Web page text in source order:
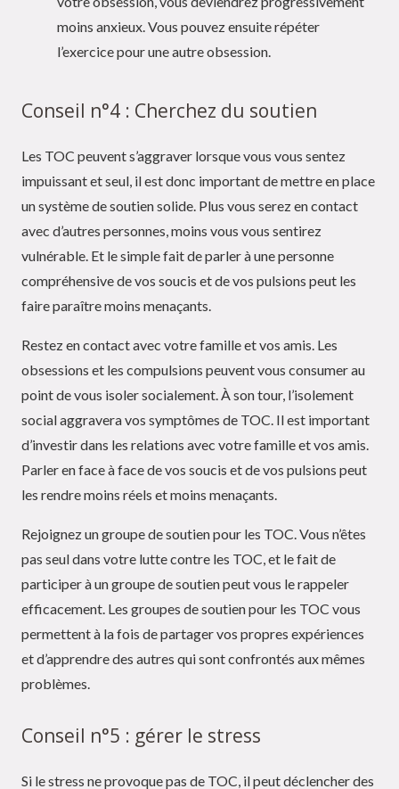
moins anxieux. Vous pouvez ensuite répéter
l’exercice pour une autre obsession.
Conseil n°4 : Cherchez du soutien
Les TOC peuvent s’aggraver lorsque vous vous sentez
impuissant et seul, il est donc important de mettre en place
un système de soutien solide. Plus vous serez en contact
avec d’autres personnes, moins vous vous sentirez
vulnérable. Et le simple fait de parler à une personne
compréhensive de vos soucis et de vos pulsions peut les
faire paraître moins menaçants.
Restez en contact avec votre famille et vos amis. Les
obsessions et les compulsions peuvent vous consumer au
point de vous isoler socialement. À son tour, l’isolement
social aggravera vos symptômes de TOC. Il est important
d’investir dans les relations avec votre famille et vos amis.
Parler en face à face de vos soucis et de vos pulsions peut
les rendre moins réels et moins menaçants.
Rejoignez un groupe de soutien pour les TOC. Vous n’êtes
pas seul dans votre lutte contre les TOC, et le fait de
participer à un groupe de soutien peut vous le rappeler
efficacement. Les groupes de soutien pour les TOC vous
permettent à la fois de partager vos propres expériences
et d’apprendre des autres qui sont confrontés aux mêmes
problèmes.
Conseil n°5 : gérer le stress
Si le stress ne provoque pas de TOC, il peut déclencher des